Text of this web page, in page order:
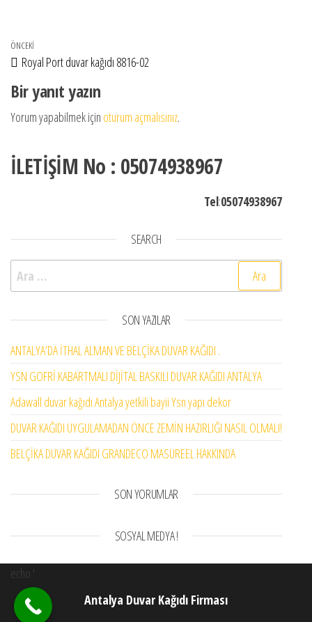
Yazı gezinmesi
Önceki Yazı
ÖNCEKI
Royal Port duvar kağıdı 8816-02
Bir yanıt yazın
Yorum yapabilmek için oturum açmalısınız.
İLETİŞİM No : 05074938967
Tel:05074938967
SEARCH
Arama:
SON YAZILAR
ANTALYA’DA İTHAL ALMAN VE BELÇİKA DUVAR KAĞIDI .
YSN GOFRİ KABARTMALI DİJİTAL BASKILI DUVAR KAĞIDI ANTALYA
Adawall duvar kağıdı Antalya yetkili bayii Ysn yapı dekor
DUVAR KAĞIDI UYGULAMADAN ÖNCE ZEMİN HAZIRLIĞI NASIL OLMALI!
BELÇİKA DUVAR KAĞIDI GRANDECO MASUREEL HAKKINDA
SON YORUMLAR
SOSYAL MEDYA !
echo '
Antalya Duvar Kağıdı Firması